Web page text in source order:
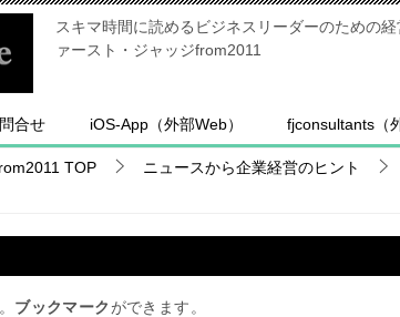
スキマ時間に読めるビジネスリーダーのための
ァースト・ジャッジfrom2011
問合せ iOS-App（外部Web） fjconsultants（
TOP
ニュースから企業経営のヒント
ブックマーク ができます。